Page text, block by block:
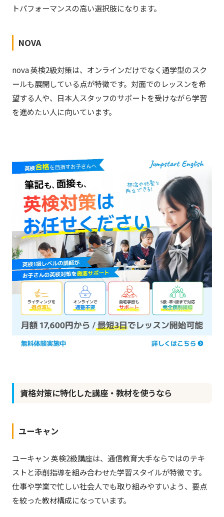
トパフォーマンスの高い選択肢になります。
NOVA
nova 英検2級対策は、オンラインだけでなく通学型のスク
ールも展開している点が特徴です。対面でのレッスンを希
望する人や、日本人スタッフのサポートを受けながら学習
を進めたい人に向いています。
資格対策に特化した講座・教材を使うなら
ユーキャン
ユーキャン 英検2級講座は、通信教育大手ならではのテキ
ストと添削指導を組み合わせた学習スタイルが特徴です。
仕事や学業で忙しい社会人でも取り組みやすいよう、要点
を絞った教材構成になっています。